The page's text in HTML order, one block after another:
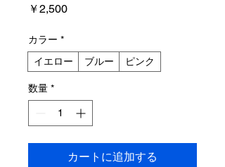
￥2,500価
カラー *
イエロー
ブルー ピンク
数量 *
カートに追加する